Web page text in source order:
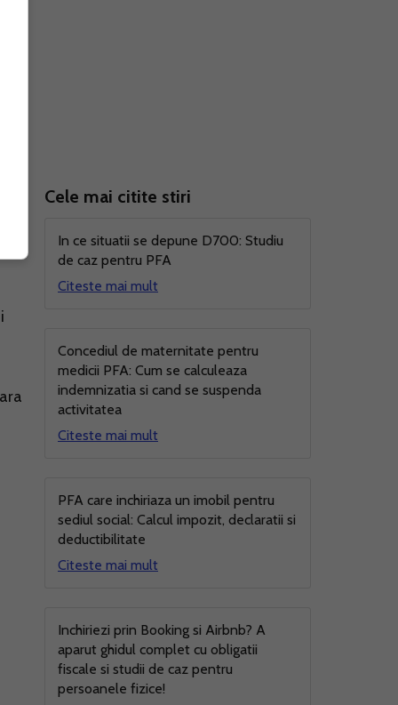
Cele mai citite stiri
In ce situatii se depune D700: Studiu
de caz pentru PFA
Citeste mai mult
Concediul de maternitate pentru
medicii PFA: Cum se calculeaza
indemnizatia si cand se suspenda
activitatea
Citeste mai mult
PFA care inchiriaza un imobil pentru
sediul social: Calcul impozit, declaratii si
deductibilitate
Citeste mai mult
Inchiriezi prin Booking si Airbnb? A
aparut ghidul complet cu obligatii
fiscale si studii de caz pentru
persoanele fizice!